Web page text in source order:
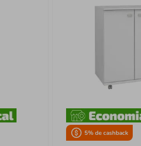
5% de cashback